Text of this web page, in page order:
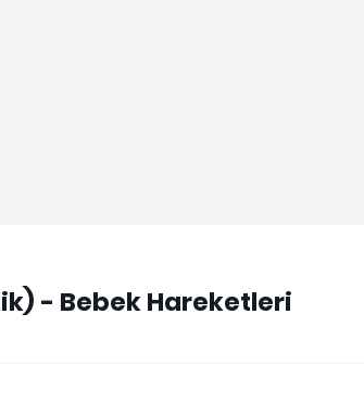
- Bebek Hareketleri